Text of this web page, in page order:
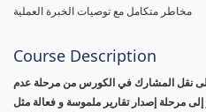
مخاطر متكامل مع توصيات الخبرة العملية
Course Description
قادر على نقل المشارك في الكورس من مرحلة عدم
مرحلة إصدار تقارير ملموسة و فعالة مثل